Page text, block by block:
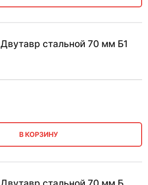
Двутавр стальной 70 мм Б1
В КОРЗИНУ